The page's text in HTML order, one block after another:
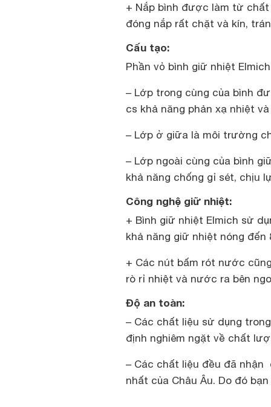
+ Nắp bình được làm từ chất
đóng nắp rất chặt và kín,
Cấu tạo:
Phần vỏ bình giữ nhiệt
– Lớp trong cùng của bình
cs khả năng phản xạ nhiệt
– Lớp ở giữa là môi trường
– Lớp ngoài cùng của bình
khả năng chống gỉ sét, chịu
Công nghệ giữ nhiệt:
+ Bình giữ nhiệt Elmich sử
khả năng giữ nhiệt nóng
+ Các nút bấm rót nước
rò rỉ nhiệt và nước ra bên
Độ an toàn:
– Các chất liệu sử dụng
định nghiêm ngặt về chất
– Các chất liệu đều đã
nhất của Châu Âu. Do đó